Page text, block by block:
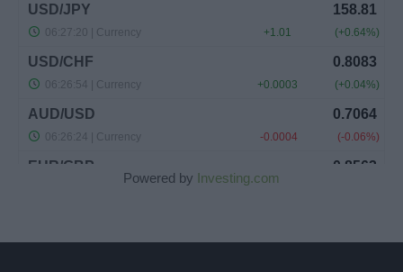
Powered by Investing.com